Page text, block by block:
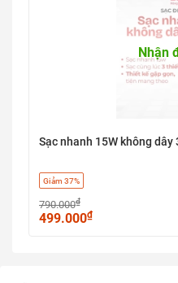
Nhận
Sạc nhanh 15W không dây
Giảm 37%
790.000₫
499.000₫